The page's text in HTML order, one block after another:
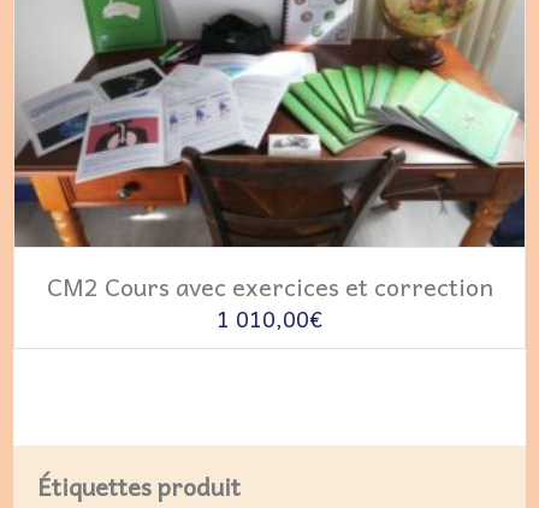
CM2 Cours avec exercices et correction
1 010,00€
Étiquettes produit